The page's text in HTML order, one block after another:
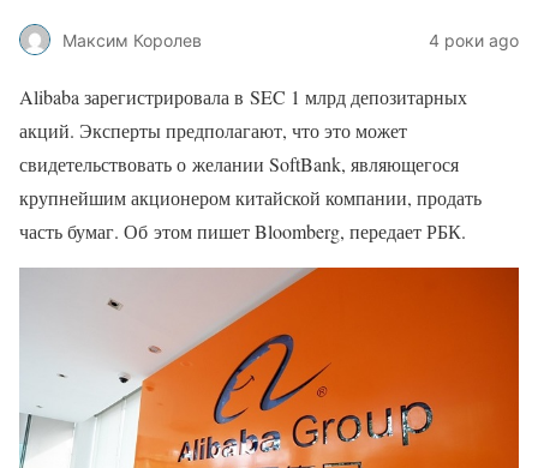
Максим Королев 4 роки ago
Alibaba зарегистрировала в SEC 1 млрд депозитарных
акций. Эксперты предполагают, что это может
свидетельствовать о желании SoftBank, являющегося
крупнейшим акционером китайской компании, продать
часть бумаг. Об этом пишет Bloomberg, передает РБК.